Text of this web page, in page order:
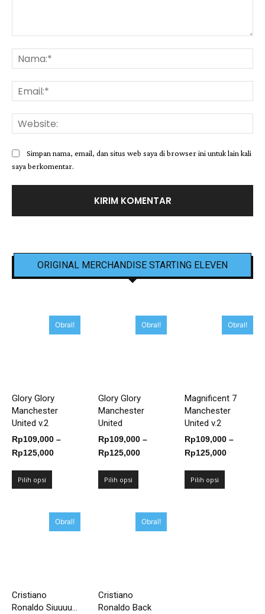
Simpan nama, email, dan situs web saya di browser ini untuk lain kali
saya berkomentar.
ORIGINAL MERCHANDISE STARTING ELEVEN
Obral!
Glory Glory
Manchester
United v.2
Rp109,000 –
Rp125,000Rentang
Pilih opsi
Obral!
Glory Glory
Manchester
United
Rp109,000 –
Rp125,000Rentang
Pilih opsi
Obral!
Magnificent 7
Manchester
United v.2
Rp109,000 –
Rp125,000Rentang
Pilih opsi
Obral!
Cristiano
Ronaldo Siuuuu...
Obral!
Cristiano
Ronaldo Back